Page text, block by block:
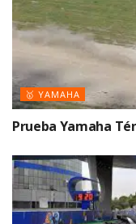
🥇 YAMAHA
Prueba Yamaha